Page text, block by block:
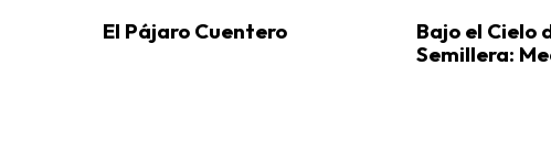
El Pájaro Cuentero
Bajo el Cielo
Semillera: